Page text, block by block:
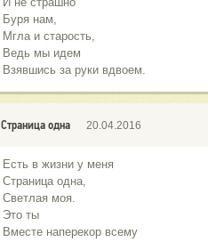
Буря нам,
Мгла и старость,
Ведь мы идем
Взявшись за руки вдвоем.
Страница одна 20.04.2016
Есть в жизни у меня
Страница одна,
Светлая моя.
Это ты
Вместе наперекор всему